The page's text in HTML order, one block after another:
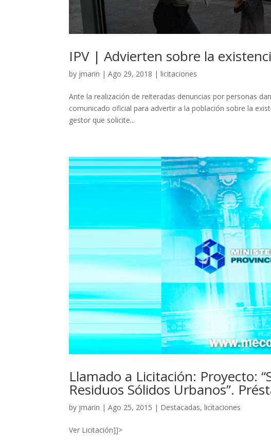
IPV | Advierten sobre la
by jmarin |Ago 29, 2018 |licitaciones
Ante la realización de reiteradas denuncias por personas
comunicado oficial para advertir a la población sobre la
gestor que solicite...
Llamado a Licitación: Proyecto:
Residuos Sólidos Urbanos”.
by jmarin |Ago 25, 2015 | Destacadas,licitaciones
Ver Licitación]]>